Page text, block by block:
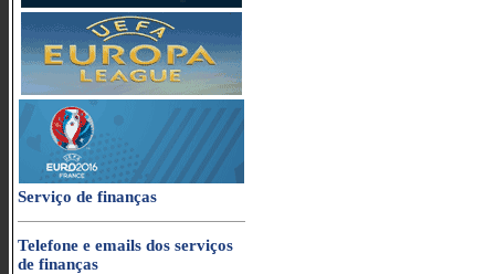
Serviço de finanças
Telefone e emails dos serviços
de finanças